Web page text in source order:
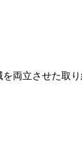
両立させた取り